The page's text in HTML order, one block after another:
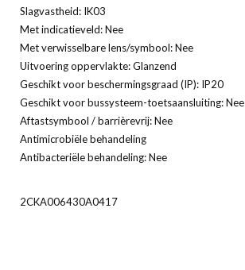
Slagvastheid: IK03
Met indicatieveld: Nee
Met verwisselbare lens/symbool: Nee
Uitvoering oppervlakte: Glanzend
Geschikt voor beschermingsgraad (IP): IP20
Geschikt voor bussysteem-toetsaansluiting: Nee
Aftastsymbool / barrièrevrij: Nee
Antimicrobiële behandeling
Antibacteriële behandeling: Nee
2CKA006430A0417